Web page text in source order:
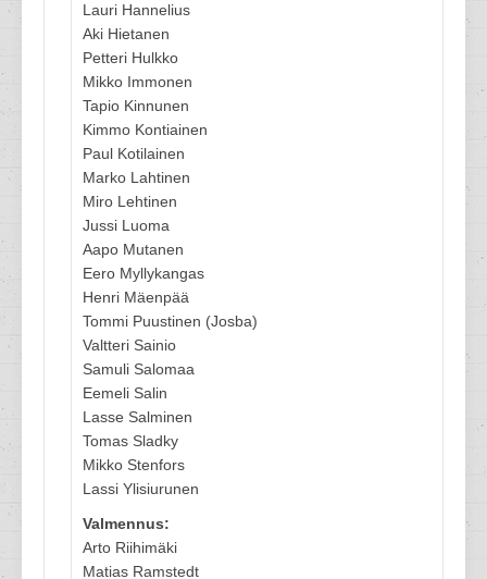
Lauri Hannelius
Aki Hietanen
Petteri Hulkko
Mikko Immonen
Tapio Kinnunen
Kimmo Kontiainen
Paul Kotilainen
Marko Lahtinen
Miro Lehtinen
Jussi Luoma
Aapo Mutanen
Eero Myllykangas
Henri Mäenpää
Tommi Puustinen (Josba)
Valtteri Sainio
Samuli Salomaa
Eemeli Salin
Lasse Salminen
Tomas Sladky
Mikko Stenfors
Lassi Ylisiurunen
Valmennus:
Arto Riihimäki
Matias Ramstedt